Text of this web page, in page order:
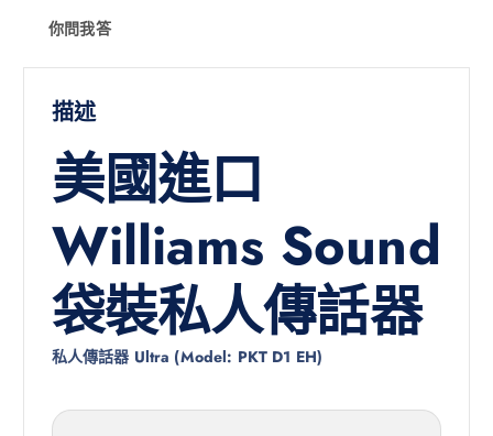
你問我答
描述
美國進口
Williams Sound
袋裝私人傳話器
私人傳話器 Ultra (Model: PKT D1 EH)